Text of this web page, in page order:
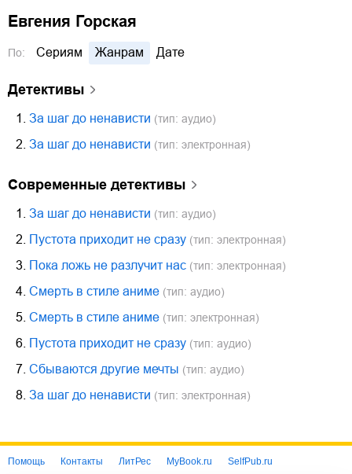
Евгения Горская
По: Сериям Жанрам Дате
детективы
1. За шаг до ненависти (тип: аудио)
2. За шаг до ненависти (тип: электронная)
современные детективы
1. За шаг до ненависти (тип: аудио)
2. Пустота приходит не сразу (тип: электронная)
3. Пока ложь не разлучит нас (тип: электронная)
4. Смерть в стиле аниме (тип: аудио)
5. Смерть в стиле аниме (тип: электронная)
6. Пустота приходит не сразу (тип: аудио)
7. Сбываются другие мечты (тип: аудио)
8. За шаг до ненависти (тип: электронная)
Помощь Контакты ЛитРес MyBook.ru SelfPub.ru